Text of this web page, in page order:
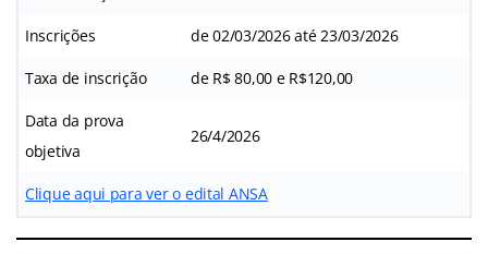
Inscrições de 02/03/2026 até 23/03/2026
Taxa de inscrição de R$ 80,00 e R$120,00
Data da prova
objetiva
26/4/2026
Clique aqui para ver o edital ANSA